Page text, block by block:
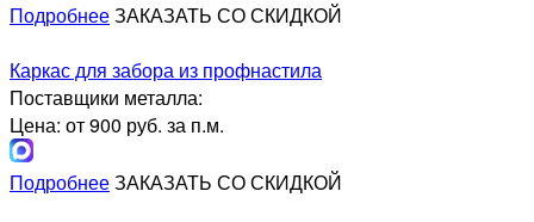
ПодробнееЗАКАЗАТЬ СО СКИДКОЙ
Каркас для забора из профнастила
Поставщики металла:
Цена: от 900 руб. за п.м.
ПодробнееЗАКАЗАТЬ СО СКИДКОЙ